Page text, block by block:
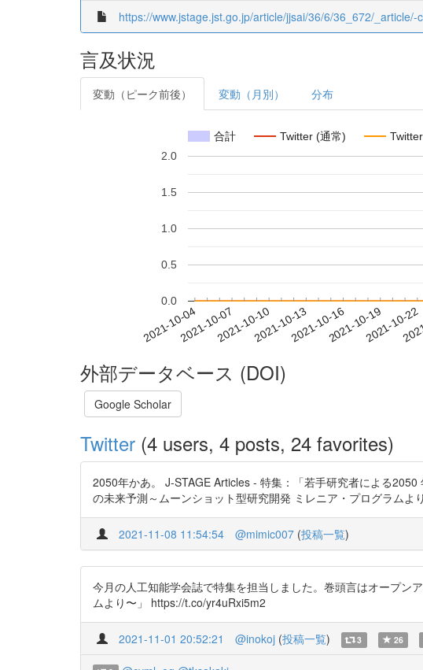
https://www.jstage.jst.go.jp/article/jjsai/36/6/36_672/_article/-
言及状況
変動（ピーク前後） 変動（月別） 分布
合計 Twitter (通常)
2021-10-042021-10-072021-10-102021-10-132021-10-162021-10-192021-10-22
0.0
0.5
1.0
1.5
2.0
外部データベース (DOI)
Google Scholar
Twitter (4 users, 4 posts, 24 favorites)
2050年かあ。 J-STAGE Articles - 特集：「若手研究者による
の未来予測～ムーンショット型研究開発 ミレニア・プログラム
2021-11-08 11:54:54 @mimic007 (投稿一覧)
今月の人工知能学会誌で特集を担当しました。巻頭言はオープン
ムより〜」 https://t.co/yr4uRxi5m2
2021-11-01 20:52:21 @inokoj (投稿一覧) 3 26